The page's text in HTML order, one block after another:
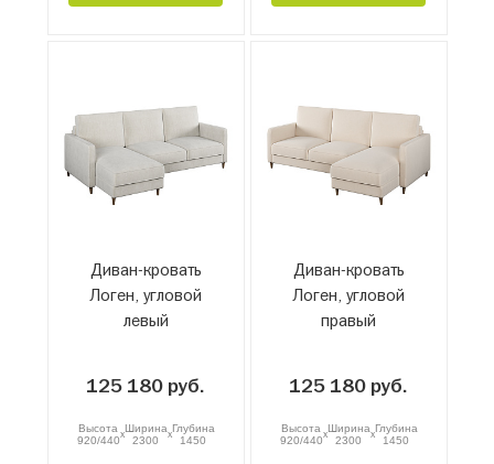
Диван-кровать
Логен, угловой
левый
125 180 руб.
Высота
920/440xШирина
2300
xГлубина
1450
Диван-кровать
Логен, угловой
правый
125 180 руб.
Высота
920/440xШирина
2300
xГлубина
1450